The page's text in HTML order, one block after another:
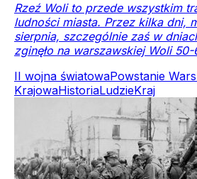
Rzeź Woli to przede wszystkim
ludności miasta. Przez kilka dni,
sierpnia, szczególnie zaś w
zginęło na warszawskiej Woli
II wojna światowaPowstanie
KrajowaHistoriaLudzieKraj